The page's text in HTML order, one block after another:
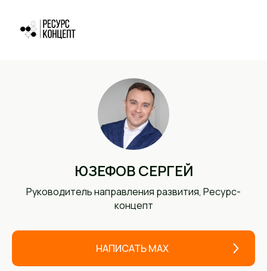
ЮЗЕФОВ СЕРГЕЙ
Руководитель направления развития, Ресурс-
концепт
НАПИСАТЬ MAX